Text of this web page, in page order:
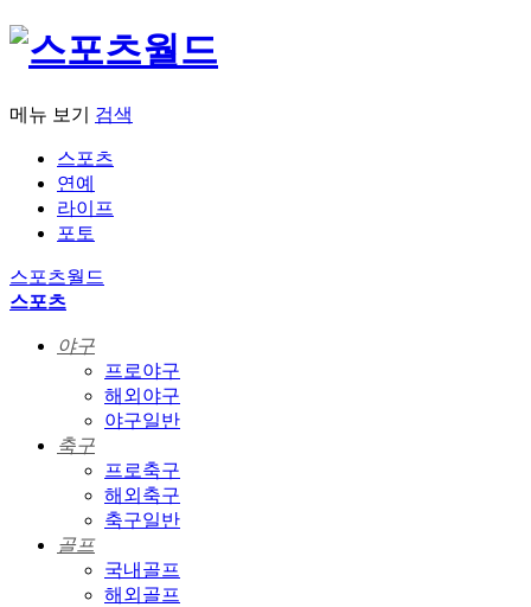
메뉴 보기 검색
스포츠
연예
라이프
포토
스포츠월드
스포츠
야구
프로야구
해외야구
야구일반
축구
프로축구
해외축구
축구일반
골프
국내골프
해외골프